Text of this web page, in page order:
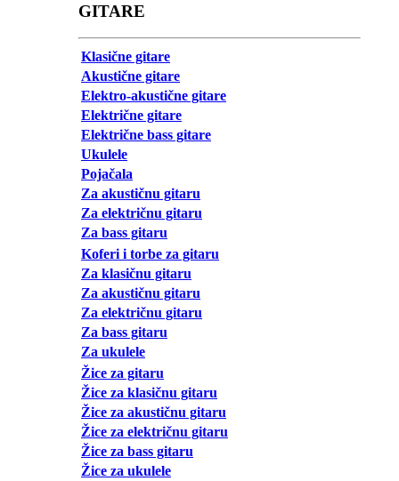
GITARE
Klasične gitare
Akustične gitare
Elektro-akustične gitare
Električne gitare
Električne bass gitare
Ukulele
Pojačala
Za akustičnu gitaru
Za električnu gitaru
Za bass gitaru
Koferi i torbe za gitaru
Za klasičnu gitaru
Za akustičnu gitaru
Za električnu gitaru
Za bass gitaru
Za ukulele
Žice za gitaru
Žice za klasičnu gitaru
Žice za akustičnu gitaru
Žice za električnu gitaru
Žice za bass gitaru
Žice za ukulele